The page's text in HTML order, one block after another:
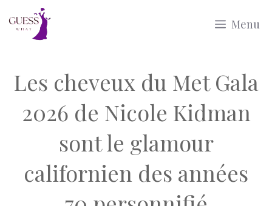
Menu
Les cheveux du Met Gala
2026 de Nicole Kidman
sont le glamour
californien des années